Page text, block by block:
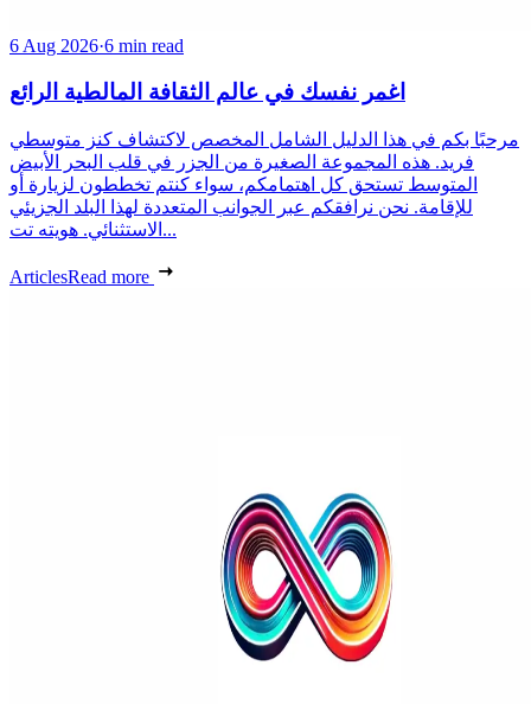
6 Aug 2026·6 min read
اغمر نفسك في عالم الثقافة المالطية الرائع
مرحبًا بكم في هذا الدليل الشامل المخصص لاكتشاف كنز متوسطي
فريد. هذه المجموعة الصغيرة من الجزر في قلب البحر الأبيض
المتوسط تستحق كل اهتمامكم، سواء كنتم تخططون لزيارة أو
للإقامة. نحن نرافقكم عبر الجوانب المتعددة لهذا البلد الجزيئي
الاستثنائي. هويته تت...
ArticlesRead more